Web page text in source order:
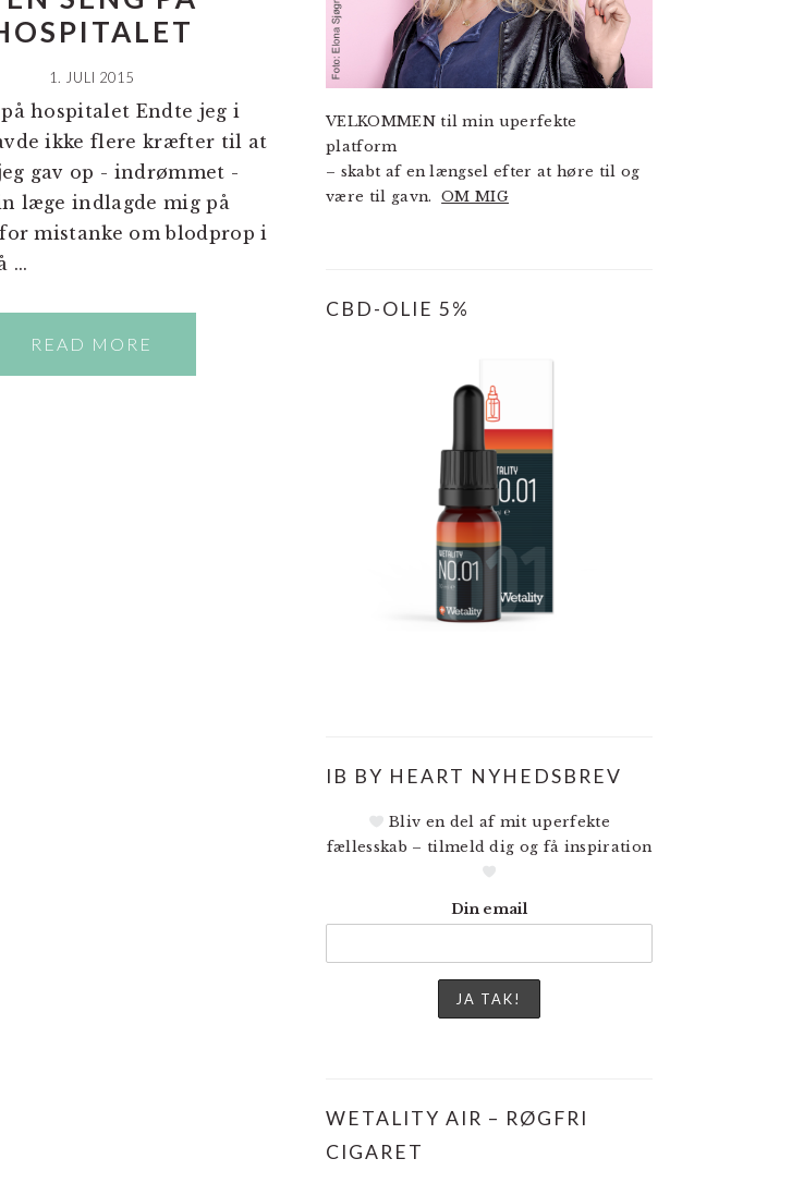
1. JULI 2015
hospitalet Endte jeg i
ikke flere kræfter til at
gav op - indrømmet -
læge indlagde mig på
mistanke om blodprop i
...
READ MORE
VELKOMMEN til min uperfekte
platform
– skabt af en længsel efter at høre til og
være til gavn.OM MIG
CBD-OLIE 5%
IB BY HEART NYHEDSBREV
Bliv en del af mit uperfekte
fællesskab – tilmeld dig og få inspiration
Din email
WETALITY AIR – RØGFRI
CIGARET